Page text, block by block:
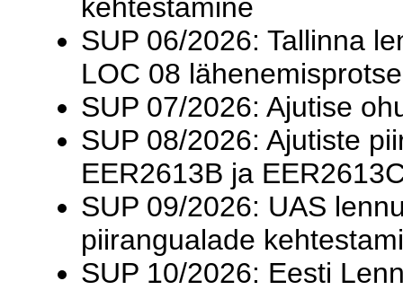
kehtestamine
SUP 06/2026: Tallinna
LOC 08
SUP 07/2026: Ajutise
SUP 08/2026: Ajutiste
EER2613B ja
SUP 09/2026: UAS
piirangualade
SUP 10/2026: Eesti